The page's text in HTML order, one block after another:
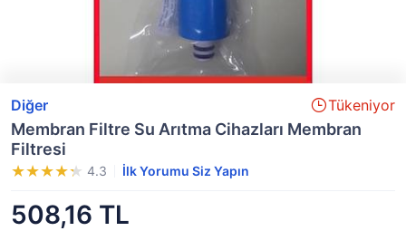
Diğer Tükeniyor
Membran Filtre Su Arıtma Cihazları Membran
Filtresi
4.3 İlk Yorumu Siz Yapın
508,16 TL